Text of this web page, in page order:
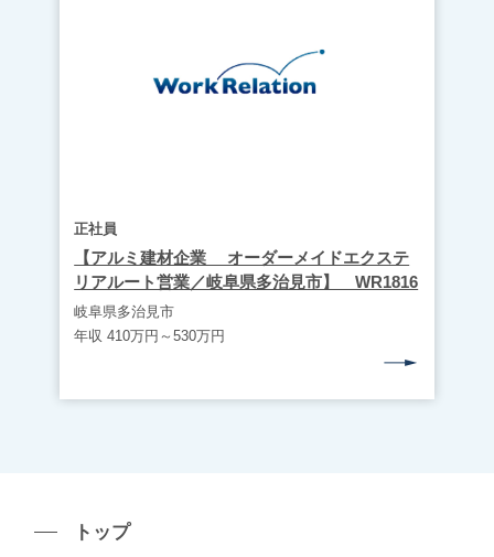
正社員
【アルミ建材企業 オーダーメイドエクステ
リアルート営業／岐阜県多治見市】 WR1816
岐阜県多治見市
年収 410万円～530万円
トップ